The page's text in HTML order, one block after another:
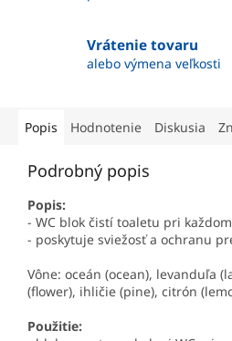
Vrátenie tovaru
alebo výmena veľkosti
Popis Hodnotenie Diskusia
Podrobný popis
Popis:
- WC blok čistí toaletu pri
- poskytuje sviežosť a ochranu
Vône: oceán (ocean), levanduľa
(flower), ihličie (pine), citrón
Použitie: